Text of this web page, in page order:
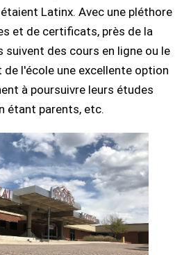
Latinx. Avec une pléthore
et de certificats, près de la
des cours en ligne ou le
l'école une excellente option
à poursuivre leurs études
étant parents, etc.